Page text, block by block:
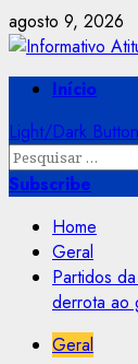
Skip
to
content
agosto 9, 2026
PrimaryInício
Light/Dark Button
Pesquisar
por:
Subscribe
Home
Geral
Partidos
derrota ao
Geral